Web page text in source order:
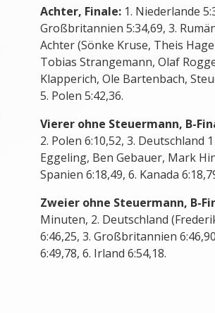
Achter, Finale: 1. Niederlande
Großbritannien 5:34,69, 3.
Achter (Sönke Kruse, Theis
Tobias Strangemann, Olaf
Klapperich, Ole Bartenbach,
5. Polen 5:42,36.
Vierer ohne Steuermann, B-
2. Polen 6:10,52, 3. Deutschland
Eggeling, Ben Gebauer, Mark
Spanien 6:18,49, 6. Kanada
Zweier ohne Steuermann, B-
Minuten, 2. Deutschland
6:46,25, 3. Großbritannien
6:49,78, 6. Irland 6:54,18.